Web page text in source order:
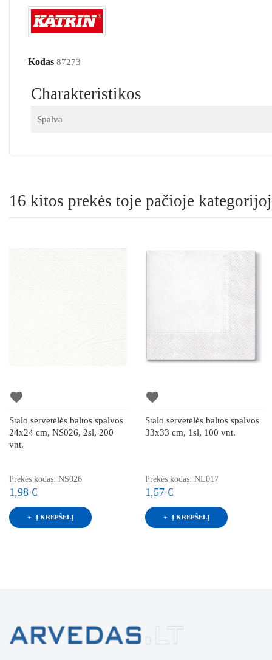
Kodas 87273
Charakteristikos
Spalva
16 kitos prekės toje pačioje
favorite
Stalo servetėlės baltos spalvos
24x24 cm, NS026, 2sl, 200
vnt.
Prekės kodas: NS026
1,98 €
Į KREPŠELĮ
favorite
Stalo servetėlės baltos spalvos
33x33 cm, 1sl, 100 vnt.
Prekės kodas: NL017
1,57 €
Į KREPŠELĮ